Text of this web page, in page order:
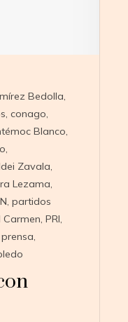
Bedolla,
, conago,
Blanco,
,
Zavala,
Lezama,
, partidos
Carmen, PRI,
,